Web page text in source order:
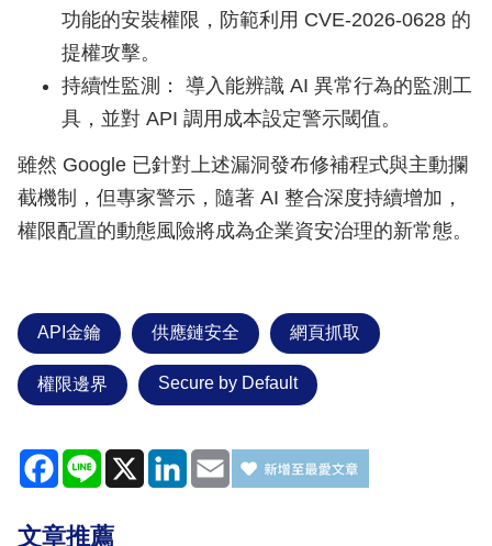
功能的安裝權限，防範利用 CVE-2026-0628 的
提權攻擊。
持續性監測： 導入能辨識 AI 異常行為的監測工
具，並對 API 調用成本設定警示閾值。
雖然 Google 已針對上述漏洞發布修補程式與主動攔
截機制，但專家警示，隨著 AI 整合深度持續增加，
權限配置的動態風險將成為企業資安治理的新常態。
API金鑰 供應鏈安全 網頁抓取
權限邊界 Secure by Default
Facebook
Line X LinkedIn
Email
文章推薦